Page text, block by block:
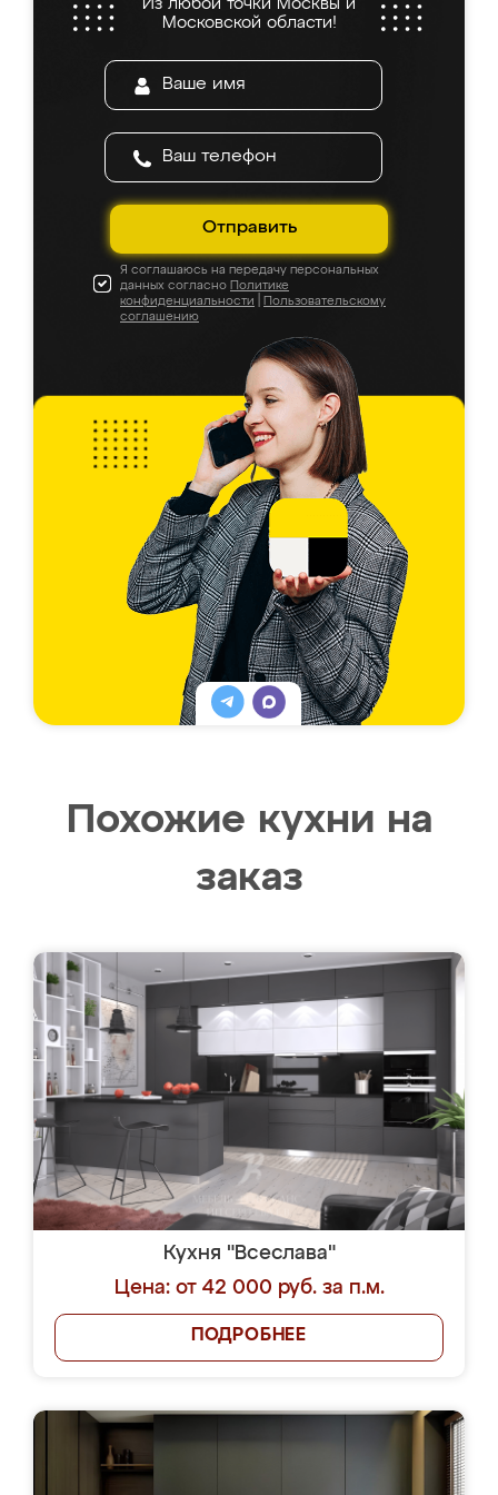
Из любой точки Москвы и
Московской области!
Отправить
Я соглашаюсь на передачу персональных
данных согласно Политике
конфиденциальности
Пользовательскому
соглашению
Похожие кухни на
заказ
Кухня "Всеслава"
Цена: от 42 000 руб. за п.м.
ПОДРОБНЕЕ